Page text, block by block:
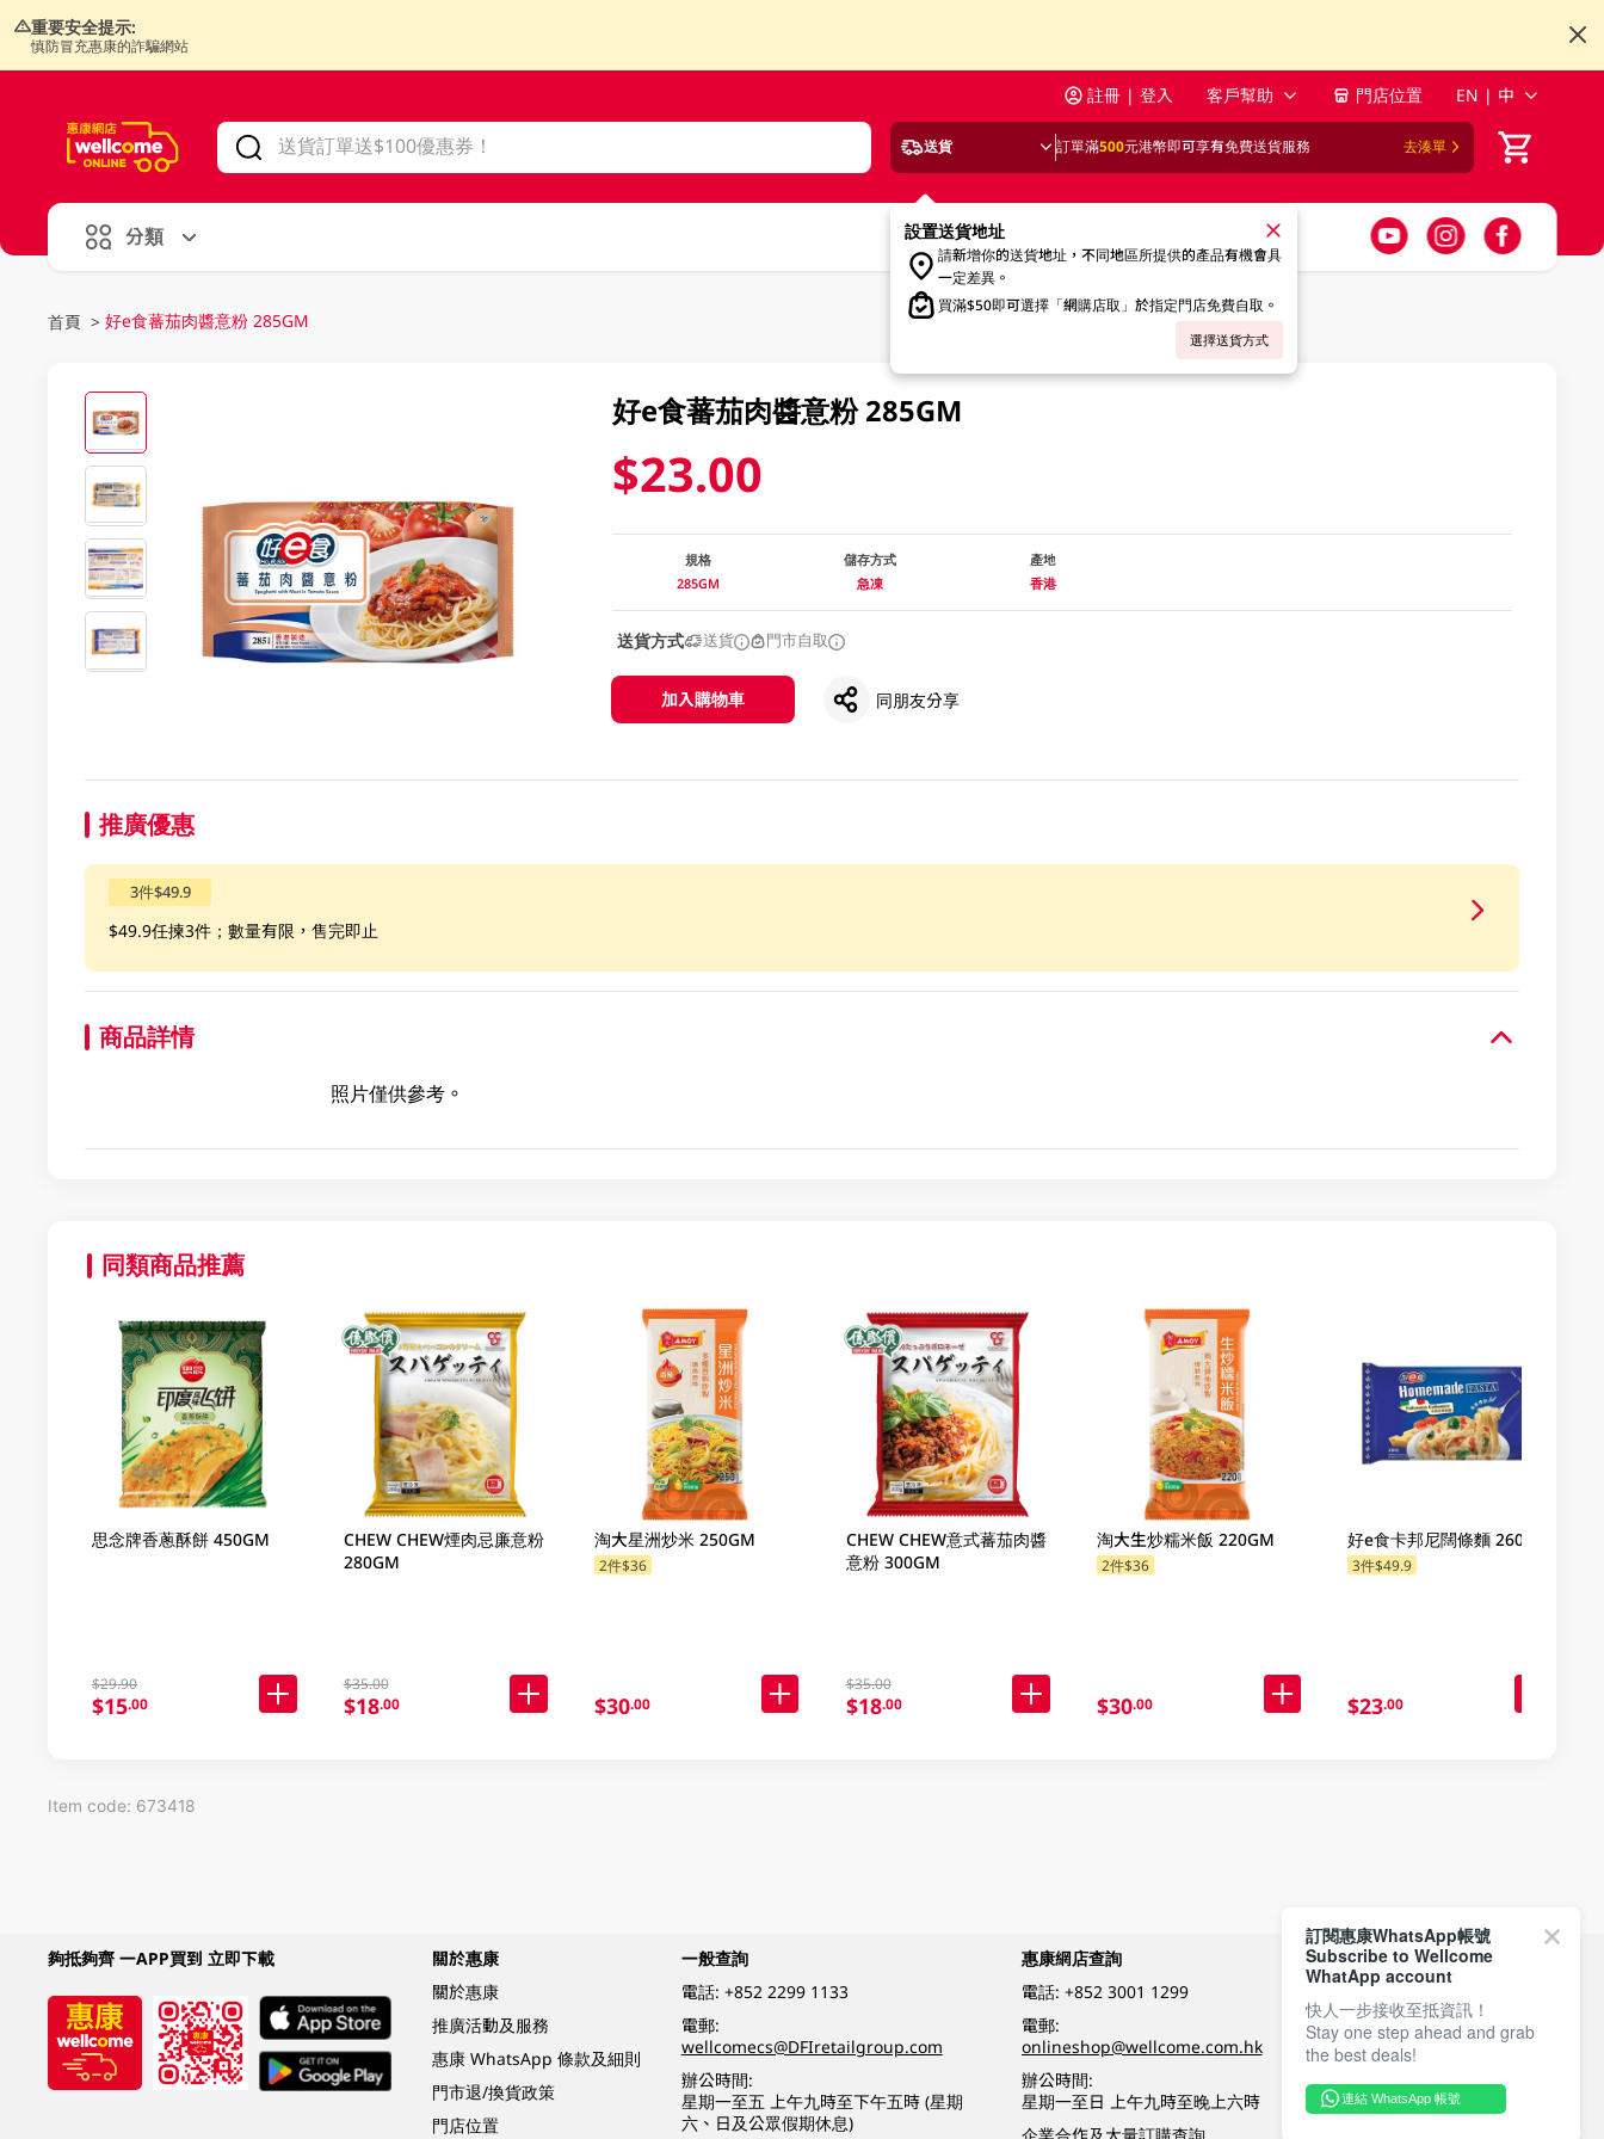
重要安全提示:
慎防冒充惠康的詐騙網站
註冊 | 登入 客戶幫助 門店位置 EN | 中
送貨 訂單滿500元港幣即可享有免費送貨服務 去湊單
設置送貨地址
請新增你的送貨地址，不同地區所提供的產品有機會具
一定差異。
買滿$50即可選擇「網購店取」於指定門店免費自取。
選擇送貨方式
分類
首頁 > 好e食蕃茄肉醬意粉 285GM
好e食蕃茄肉醬意粉 285GM
$23.00
規格
285GM
儲存方式
急凍
產地
香港
送貨方式 送貨 門市自取
加入購物車 同朋友分享
推廣優惠
3件$49.9
$49.9任揀3件；數量有限，售完即止
商品詳情
照片僅供參考。
同類商品推薦
思念牌香蔥酥餅 450GM
$29.90
$15.00
CHEW CHEW煙肉忌廉意粉
280GM
$35.00
$18.00
淘大星洲炒米 250GM
2件$36
$30.00
CHEW CHEW意式蕃茄肉醬
意粉 300GM
$35.00
$18.00
淘大生炒糯米飯 220GM
2件$36
$30.00
好e食卡邦尼闊條麵 260GM
3件$49.9
$23.00
Item code: 673418
夠抵夠齊 一APP買到 立即下載
關於惠康
關於惠康
推廣活動及服務
惠康 WhatsApp 條款及細則
門市退/換貨政策
門店位置
一般查詢
電話: +852 2299 1133
電郵:
wellcomecs@DFIretailgroup.com
辦公時間:
星期一至五 上午九時至下午五時 (星期
六、日及公眾假期休息)
惠康網店查詢
電話: +852 3001 1299
電郵:
onlineshop@wellcome.com.hk
辦公時間:
星期一至日 上午九時至晚上六時
付款方式
關注我們
訂閱惠康WhatsApp帳號
Subscribe to Wellcome
WhatApp account
快人一步接收至抵資訊！
Stay one step ahead and grab
the best deals!
連結 WhatsApp 帳號